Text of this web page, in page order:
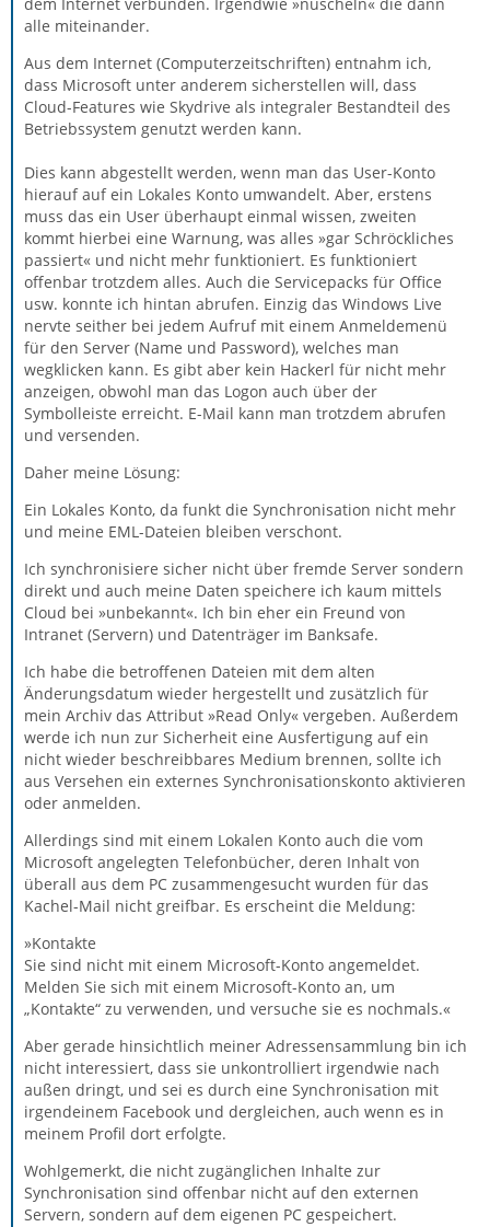
alle miteinander.
Aus dem Internet (Computerzeitschriften) entnahm ich,
dass Microsoft unter anderem sicherstellen will, dass
Cloud-Features wie Skydrive als integraler Bestandteil des
Betriebssystem genutzt werden kann.
Dies kann abgestellt werden, wenn man das User-Konto
hierauf auf ein Lokales Konto umwandelt. Aber, erstens
muss das ein User überhaupt einmal wissen, zweiten
kommt hierbei eine Warnung, was alles »gar Schröckliches
passiert« und nicht mehr funktioniert. Es funktioniert
offenbar trotzdem alles. Auch die Servicepacks für Office
usw. konnte ich hintan abrufen. Einzig das Windows Live
nervte seither bei jedem Aufruf mit einem Anmeldemenü
für den Server (Name und Password), welches man
wegklicken kann. Es gibt aber kein Hackerl für nicht mehr
anzeigen, obwohl man das Logon auch über der
Symbolleiste erreicht. E-Mail kann man trotzdem abrufen
und versenden.
Daher meine Lösung:
Ein Lokales Konto, da funkt die Synchronisation nicht mehr
und meine EML-Dateien bleiben verschont.
Ich synchronisiere sicher nicht über fremde Server sondern
direkt und auch meine Daten speichere ich kaum mittels
Cloud bei »unbekannt«. Ich bin eher ein Freund von
Intranet (Servern) und Datenträger im Banksafe.
Ich habe die betroffenen Dateien mit dem alten
Änderungsdatum wieder hergestellt und zusätzlich für
mein Archiv das Attribut »Read Only« vergeben. Außerdem
werde ich nun zur Sicherheit eine Ausfertigung auf ein
nicht wieder beschreibbares Medium brennen, sollte ich
aus Versehen ein externes Synchronisationskonto aktivieren
oder anmelden.
Allerdings sind mit einem Lokalen Konto auch die vom
Microsoft angelegten Telefonbücher, deren Inhalt von
überall aus dem PC zusammengesucht wurden für das
Kachel-Mail nicht greifbar. Es erscheint die Meldung:
»Kontakte
Sie sind nicht mit einem Microsoft-Konto angemeldet.
Melden Sie sich mit einem Microsoft-Konto an, um
„Kontakte“ zu verwenden, und versuche sie es nochmals.«
Aber gerade hinsichtlich meiner Adressensammlung bin ich
nicht interessiert, dass sie unkontrolliert irgendwie nach
außen dringt, und sei es durch eine Synchronisation mit
irgendeinem Facebook und dergleichen, auch wenn es in
meinem Profil dort erfolgte.
Wohlgemerkt, die nicht zugänglichen Inhalte zur
Synchronisation sind offenbar nicht auf den externen
Servern, sondern auf dem eigenen PC gespeichert.